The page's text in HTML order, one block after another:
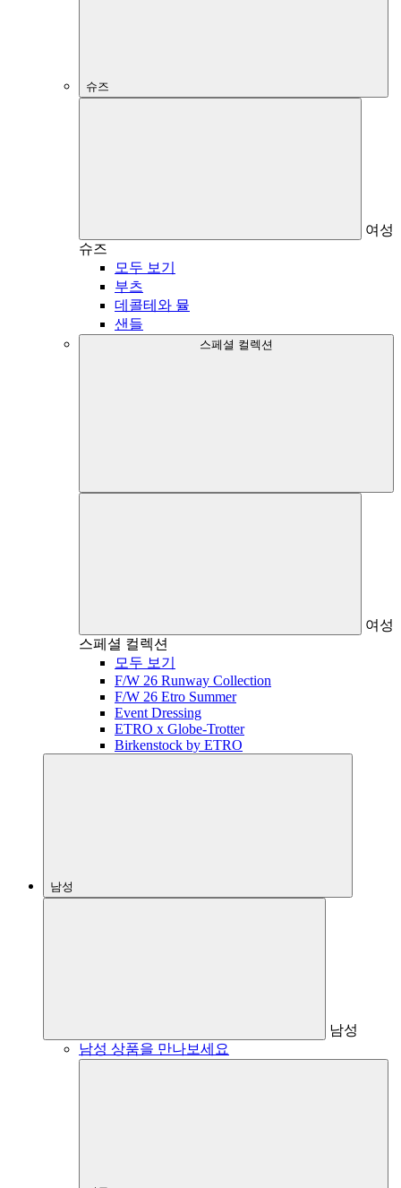
슈즈
여성
슈즈
모두 보기
부츠
데콜테와 뮬
샌들
스페셜 컬렉션
여성
스페셜 컬렉션
모두 보기
F/W 26 Runway Collection
F/W 26 Etro Summer
Event Dressing
ETRO x Globe-Trotter
Birkenstock by ETRO
남성
남성
남성 상품을 만나보세요